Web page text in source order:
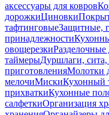
аксессуары для ковров
дорожкиЦиновки
тафтинговыеЗащитные,
принадлежности
овощерезкиРазделочные
таймерыДуршлаги,
приготовленияМолотки
мелочиМискиКухонный
прихваткиКухонные
салфеткиОрганизация